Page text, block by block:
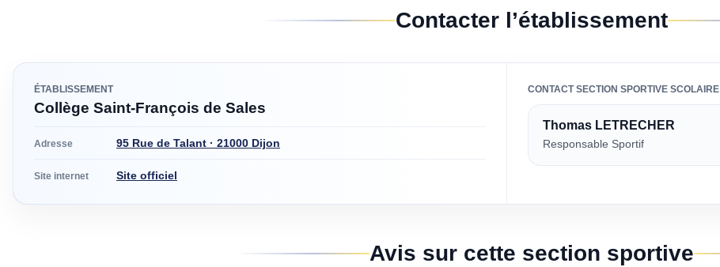
Contacter l’établissement
ÉTABLISSEMENT
Collège Saint-François de Sales
Adresse 95 Rue de Talant · 21000 Dijon
Site internet Site officiel
CONTACT SECTION SPORTIVE SCOLAIRE
Thomas LETRECHER
Responsable Sportif
Avis sur cette section sportive